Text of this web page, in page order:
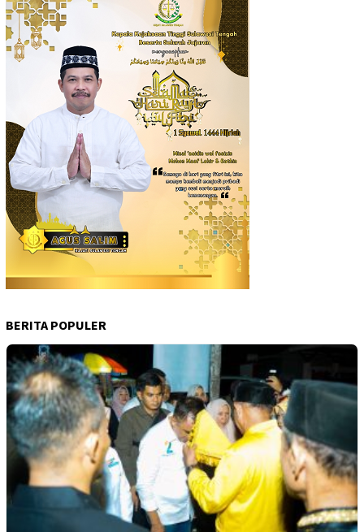
BERITA POPULER